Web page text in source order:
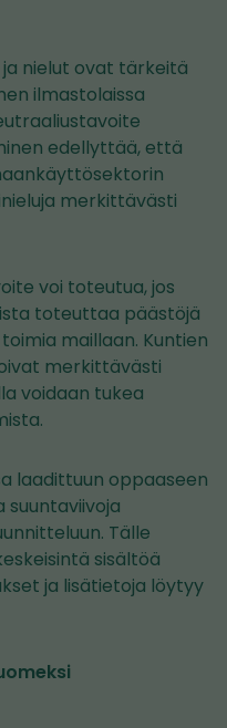
nielut ovat tärkeitä
ilmastolaissa
edellyttää, että
merkittävästi
voi toteutua, jos
toteuttaa päästöjä
maillaan. Kuntien
merkittävästi
voidaan tukea
laadittuun oppaaseen
Tälle
sisältöä
ja lisätietoja löytyy